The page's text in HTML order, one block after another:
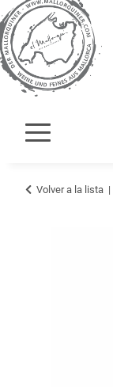
Volver a la lista